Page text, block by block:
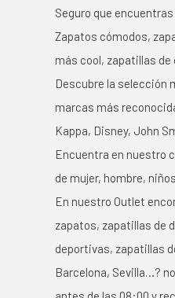
Seguro que
Zapatos cómodos,
más cool, zapatillas
Descubre la selección
marcas más
Kappa, Disney, John
Encuentra en nuestro
de mujer, hombre,
En nuestro Outlet
zapatos, zapatillas de
deportivas, zapatillas
Barcelona, Sevilla…?